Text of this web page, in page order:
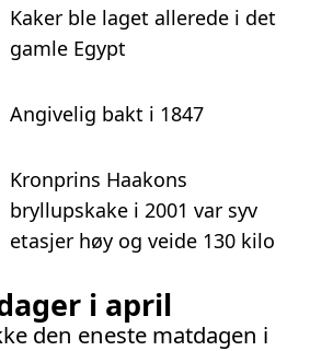
Kaker ble laget allerede i det
gamle Egypt
Angivelig bakt i 1847
Kronprins Haakons
bryllupskake i 2001 var syv
etasjer høy og veide 130 kilo
i april
den eneste matdagen i